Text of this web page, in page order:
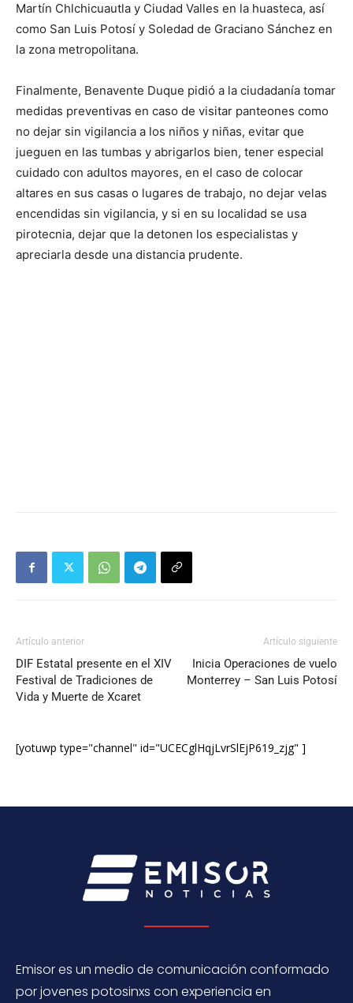
Martín Chlchicuautla y Ciudad Valles en la huasteca, así
como San Luis Potosí y Soledad de Graciano Sánchez en
la zona metropolitana.
Finalmente, Benavente Duque pidió a la ciudadanía tomar
medidas preventivas en caso de visitar panteones como
no dejar sin vigilancia a los niños y niñas, evitar que
jueguen en las tumbas y abrigarlos bien, tener especial
cuidado con adultos mayores, en el caso de colocar
altares en sus casas o lugares de trabajo, no dejar velas
encendidas sin vigilancia, y si en su localidad se usa
pirotecnia, dejar que la detonen los especialistas y
apreciarla desde una distancia prudente.
Artículo anterior
DIF Estatal presente en el XIV
Festival de Tradiciones de
Vida y Muerte de Xcaret
Artículo siguiente
Inicia Operaciones de vuelo
Monterrey – San Luis Potosí
[yotuwp type="channel" id="UCECglHqjLvrSlEjP619_zjg" ]
Emisor es un medio de comunicación conformado
por jovenes potosinxs con experiencia en